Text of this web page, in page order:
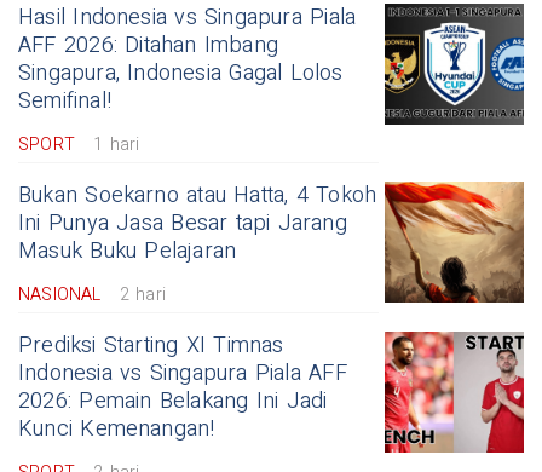
Hasil Indonesia vs Singapura Piala
AFF 2026: Ditahan Imbang
Singapura, Indonesia Gagal Lolos
Semifinal!
SPORT 1 hari
Bukan Soekarno atau Hatta, 4 Tokoh
Ini Punya Jasa Besar tapi Jarang
Masuk Buku Pelajaran
NASIONAL 2 hari
Prediksi Starting XI Timnas
Indonesia vs Singapura Piala AFF
2026: Pemain Belakang Ini Jadi
Kunci Kemenangan!